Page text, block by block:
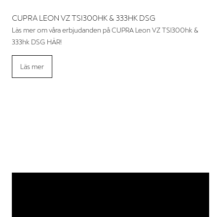
CUPRA LEON VZ TSI300HK & 333HK DSG
Läs mer om våra erbjudanden på CUPRA Leon VZ TSI300hk &
333hk DSG HÄR!
Läs mer